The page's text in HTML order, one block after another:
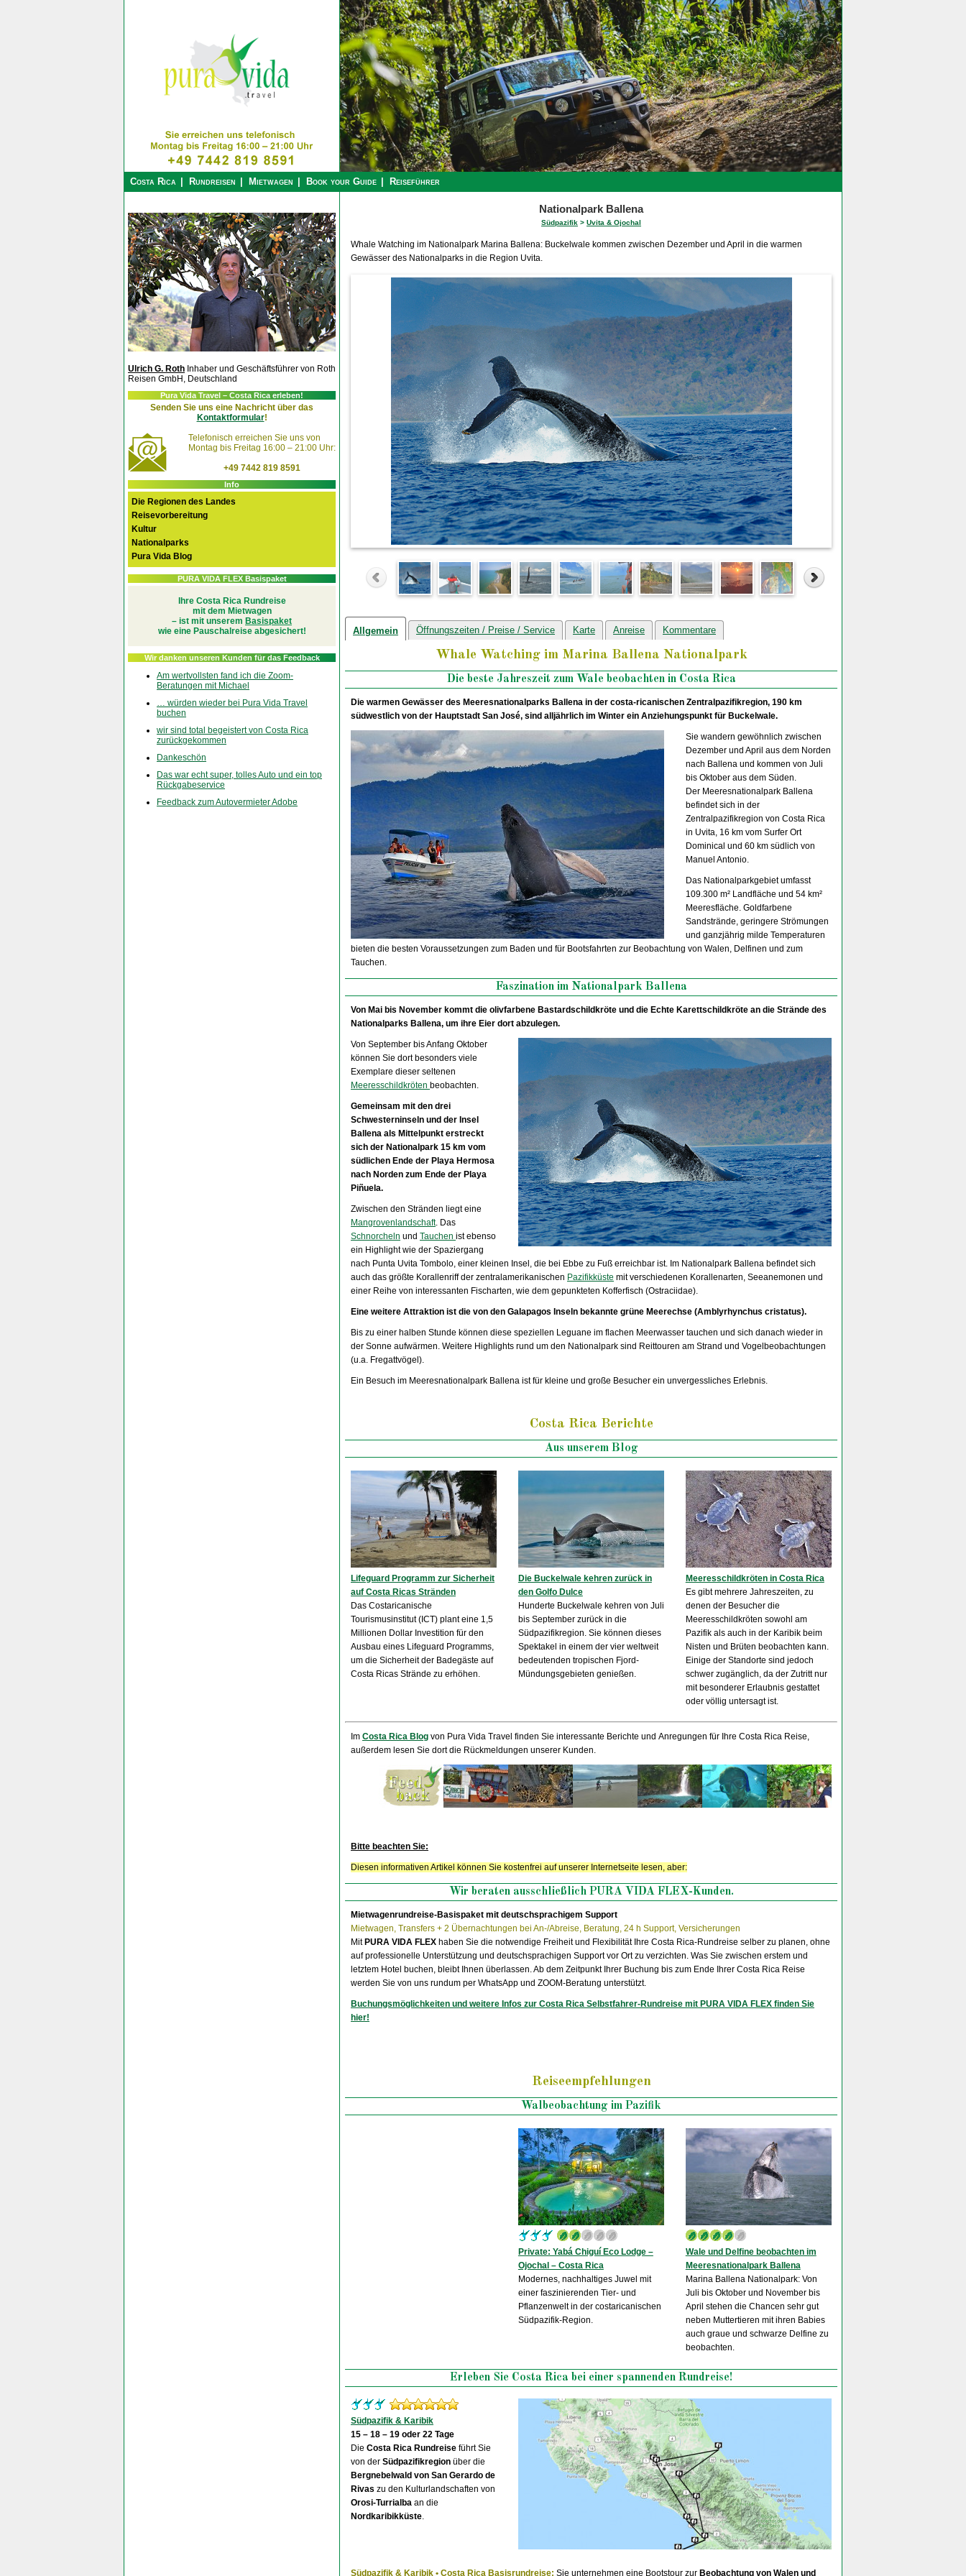
Costa Rica Rundreisen Mietwagen Book your Guide Reiseführer
Nationalpark Ballena
Südpazifik > Uvita & Ojochal
Whale Watching im Nationalpark Marina Ballena: Buckelwale kommen zwischen Dezember und April in die warmen
Gewässer des Nationalparks in die Region Uvita.
Allgemein Öffnungszeiten / Preise / Service Karte Anreise Kommentare
Whale Watching im Marina Ballena Nationalpark
Die beste Jahreszeit zum Wale beobachten in Costa Rica
Die warmen Gewässer des Meeresnationalparks Ballena in der costa-ricanischen Zentralpazifikregion, 190 km
südwestlich von der Hauptstadt San José, sind alljährlich im Winter ein Anziehungspunkt für Buckelwale.
Sie wandern gewöhnlich zwischen
Dezember und April aus dem Norden
nach Ballena und kommen von Juli
bis Oktober aus dem Süden.
Der Meeresnationalpark Ballena
befindet sich in der
Zentralpazifikregion von Costa Rica
in Uvita, 16 km vom Surfer Ort
Dominical und 60 km südlich von
Manuel Antonio.
Das Nationalparkgebiet umfasst
109.300 m² Landfläche und 54 km²
Meeresfläche. Goldfarbene
Sandstrände, geringere Strömungen
und ganzjährig milde Temperaturen
bieten die besten Voraussetzungen zum Baden und für Bootsfahrten zur Beobachtung von Walen, Delfinen und zum
Tauchen.
Faszination im Nationalpark Ballena
Von Mai bis November kommt die olivfarbene Bastardschildkröte und die Echte Karettschildkröte an die Strände des
Nationalparks Ballena, um ihre Eier dort abzulegen.
Von September bis Anfang Oktober
können Sie dort besonders viele
Exemplare dieser seltenen
Meeresschildkröten beobachten.
Gemeinsam mit den drei
Schwesterninseln und der Insel
Ballena als Mittelpunkt erstreckt
sich der Nationalpark 15 km vom
südlichen Ende der Playa Hermosa
nach Norden zum Ende der Playa
Piñuela.
Zwischen den Stränden liegt eine
Mangrovenlandschaft. Das
Schnorcheln und Tauchen ist ebenso
ein Highlight wie der Spaziergang
nach Punta Uvita Tombolo, einer kleinen Insel, die bei Ebbe zu Fuß erreichbar ist. Im Nationalpark Ballena befindet sich
auch das größte Korallenriff der zentralamerikanischen Pazifikküste mit verschiedenen Korallenarten, Seeanemonen und
einer Reihe von interessanten Fischarten, wie dem gepunkteten Kofferfisch (Ostraciidae).
Eine weitere Attraktion ist die von den Galapagos Inseln bekannte grüne Meerechse (Amblyrhynchus cristatus).
Bis zu einer halben Stunde können diese speziellen Leguane im flachen Meerwasser tauchen und sich danach wieder in
der Sonne aufwärmen. Weitere Highlights rund um den Nationalpark sind Reittouren am Strand und Vogelbeobachtungen
(u.a. Fregattvögel).
Ein Besuch im Meeresnationalpark Ballena ist für kleine und große Besucher ein unvergessliches Erlebnis.
Costa Rica Berichte
Aus unserem Blog
Lifeguard Programm zur Sicherheit
auf Costa Ricas Stränden
Das Costaricanische
Tourismusinstitut (ICT) plant eine 1,5
Millionen Dollar Investition für den
Ausbau eines Lifeguard Programms,
um die Sicherheit der Badegäste auf
Costa Ricas Strände zu erhöhen.
Die Buckelwale kehren zurück in
den Golfo Dulce
Hunderte Buckelwale kehren von Juli
bis September zurück in die
Südpazifikregion. Sie können dieses
Spektakel in einem der vier weltweit
bedeutenden tropischen Fjord-
Mündungsgebieten genießen.
Meeresschildkröten in Costa Rica
Es gibt mehrere Jahreszeiten, zu
denen der Besucher die
Meeresschildkröten sowohl am
Pazifik als auch in der Karibik beim
Nisten und Brüten beobachten kann.
Einige der Standorte sind jedoch
schwer zugänglich, da der Zutritt nur
mit besonderer Erlaubnis gestattet
oder völlig untersagt ist.
Im Costa Rica Blog von Pura Vida Travel finden Sie interessante Berichte und Anregungen für Ihre Costa Rica Reise,
außerdem lesen Sie dort die Rückmeldungen unserer Kunden.
Bitte beachten Sie:
Diesen informativen Artikel können Sie kostenfrei auf unserer Internetseite lesen, aber:
Wir beraten ausschließlich PURA VIDA FLEX-Kunden.
Mietwagenrundreise-Basispaket mit deutschsprachigem Support
Mietwagen, Transfers + 2 Übernachtungen bei An-/Abreise, Beratung, 24 h Support, Versicherungen
Mit PURA VIDA FLEX haben Sie die notwendige Freiheit und Flexibilität Ihre Costa Rica-Rundreise selber zu planen, ohne
auf professionelle Unterstützung und deutschsprachigen Support vor Ort zu verzichten. Was Sie zwischen erstem und
letztem Hotel buchen, bleibt Ihnen überlassen. Ab dem Zeitpunkt Ihrer Buchung bis zum Ende Ihrer Costa Rica Reise
werden Sie von uns rundum per WhatsApp und ZOOM-Beratung unterstützt.
Buchungsmöglichkeiten und weitere Infos zur Costa Rica Selbstfahrer-Rundreise mit PURA VIDA FLEX finden Sie
hier!
Reiseempfehlungen
Walbeobachtung im Pazifik
Private: Yabá Chiguí Eco Lodge –
Ojochal – Costa Rica
Modernes, nachhaltiges Juwel mit
einer faszinierenden Tier- und
Pflanzenwelt in der costaricanischen
Südpazifik-Region.
Wale und Delfine beobachten im
Meeresnationalpark Ballena
Marina Ballena Nationalpark: Von
Juli bis Oktober und November bis
April stehen die Chancen sehr gut
neben Muttertieren mit ihren Babies
auch graue und schwarze Delfine zu
beobachten.
Erleben Sie Costa Rica bei einer spannenden Rundreise!
Südpazifik & Karibik
15 – 18 – 19 oder 22 Tage
Die Costa Rica Rundreise führt Sie
von der Südpazifikregion über die
Bergnebelwald von San Gerardo de
Rivas zu den Kulturlandschaften von
Orosi-Turrialba an die
Nordkaribikküste.
Südpazifik & Karibik • Costa Rica Basisrundreise: Sie unternehmen eine Bootstour zur Beobachtung von Walen und
Ulrich G. Roth Inhaber und Geschäftsführer von Roth
Reisen GmbH, Deutschland
Pura Vida Travel – Costa Rica erleben!
Senden Sie uns eine Nachricht über das
Kontaktformular!
Telefonisch erreichen Sie uns von
Montag bis Freitag 16:00 – 21:00 Uhr:
+49 7442 819 8591
Info
Die Regionen des Landes
Reisevorbereitung
Kultur
Nationalparks
Pura Vida Blog
PURA VIDA FLEX Basispaket
Ihre Costa Rica Rundreise
mit dem Mietwagen
– ist mit unserem Basispaket
wie eine Pauschalreise abgesichert!
Wir danken unseren Kunden für das Feedback
Am wertvollsten fand ich die Zoom-
Beratungen mit Michael
… würden wieder bei Pura Vida Travel
buchen
wir sind total begeistert von Costa Rica
zurückgekommen
Dankeschön
Das war echt super, tolles Auto und ein top
Rückgabeservice
Feedback zum Autovermieter Adobe